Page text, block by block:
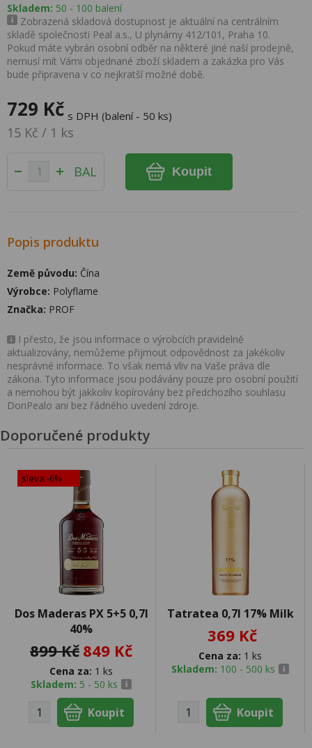
Skladem: 50 - 100 balení
Zobrazená skladová dostupnost je aktuální na centrálním
skladě společnosti Peal a.s., U plynárny 412/101, Praha 10.
Pokud máte vybrán osobní odběr na některé jiné naší prodejně,
nemusí mít Vámi objednané zboží skladem a zakázka pro Vás
bude připravena v co nejkratší možné době.
729 Kč s DPH (balení - 50 ks)
15 Kč / 1 ks
BAL Koupit
Popis produktu
Země původu: Čína
Výrobce: Polyflame
Značka: PROF
I přesto, že jsou informace o výrobcích pravidelně
aktualizovány, nemůžeme přijmout odpovědnost za jakékoliv
nesprávné informace. To však nemá vliv na Vaše práva dle
zákona. Tyto informace jsou podávány pouze pro osobní použití
a nemohou být jakkoliv kopírovány bez předchozího souhlasu
DonPealo ani bez řádného uvedení zdroje.
Doporučené produkty
sleva -6%
Dos Maderas PX 5+5 0,7l
40%
899 Kč 849 Kč
Cena za: 1 ks
Skladem: 5 - 50 ks
Tatratea 0,7l 17% Milk
369 Kč
Cena za: 1 ks
Skladem: 100 - 500 ks